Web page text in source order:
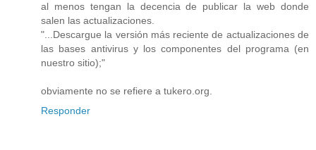
al menos tengan la decencia de publicar la web donde
salen las actualizaciones.
"...Descargue la versión más reciente de actualizaciones de
las bases antivirus y los componentes del programa (en
nuestro sitio);"
obviamente no se refiere a tukero.org.
Responder